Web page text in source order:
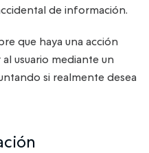
de información.
que haya una acción
usuario mediante un
si realmente desea